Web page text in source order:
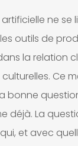
artificielle ne
outils de
la relation
culturelles. Ce
bonne
déjà. La
et avec